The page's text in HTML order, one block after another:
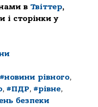
в Твіттер,
і сторінки у
#новини рівного,
, #ПДР, #рівне,
безпеки